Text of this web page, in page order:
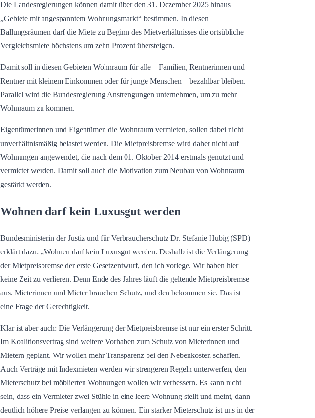
Die Landesregierungen können damit über den 31. Dezember 2025 hinaus
„Gebiete mit angespanntem Wohnungsmarkt“ bestimmen. In diesen
Ballungsräumen darf die Miete zu Beginn des Mietverhältnisses die ortsübliche
Vergleichsmiete höchstens um zehn Prozent übersteigen.
Damit soll in diesen Gebieten Wohnraum für alle – Familien, Rentnerinnen und
Rentner mit kleinem Einkommen oder für junge Menschen – bezahlbar bleiben.
Parallel wird die Bundesregierung Anstrengungen unternehmen, um zu mehr
Wohnraum zu kommen.
Eigentümerinnen und Eigentümer, die Wohnraum vermieten, sollen dabei nicht
unverhältnismäßig belastet werden. Die Mietpreisbremse wird daher nicht auf
Wohnungen angewendet, die nach dem 01. Oktober 2014 erstmals genutzt und
vermietet werden. Damit soll auch die Motivation zum Neubau von Wohnraum
gestärkt werden.
Wohnen darf kein Luxusgut werden
Bundesministerin der Justiz und für Verbraucherschutz Dr. Stefanie Hubig (SPD)
erklärt dazu: „Wohnen darf kein Luxusgut werden. Deshalb ist die Verlängerung
der Mietpreisbremse der erste Gesetzentwurf, den ich vorlege. Wir haben hier
keine Zeit zu verlieren. Denn Ende des Jahres läuft die geltende Mietpreisbremse
aus. Mieterinnen und Mieter brauchen Schutz, und den bekommen sie. Das ist
eine Frage der Gerechtigkeit.
Klar ist aber auch: Die Verlängerung der Mietpreisbremse ist nur ein erster Schritt.
Im Koalitionsvertrag sind weitere Vorhaben zum Schutz von Mieterinnen und
Mietern geplant. Wir wollen mehr Transparenz bei den Nebenkosten schaffen.
Auch Verträge mit Indexmieten werden wir strengeren Regeln unterwerfen, den
Mieterschutz bei möblierten Wohnungen wollen wir verbessern. Es kann nicht
sein, dass ein Vermieter zwei Stühle in eine leere Wohnung stellt und meint, dann
deutlich höhere Preise verlangen zu können. Ein starker Mieterschutz ist uns in der